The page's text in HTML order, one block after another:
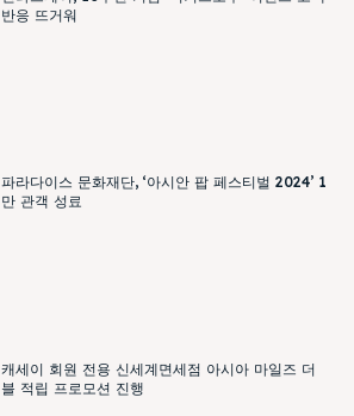
반응 뜨거워
파라다이스 문화재단, ‘아시안 팝 페스티벌 2024’ 1
만 관객 성료
캐세이 회원 전용 신세계면세점 아시아 마일즈 더
블 적립 프로모션 진행